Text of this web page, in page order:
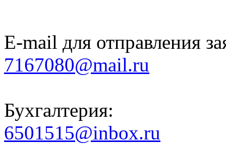
E-mail для отправления
7167080@mail.ru
Бухгалтерия:
6501515@inbox.ru